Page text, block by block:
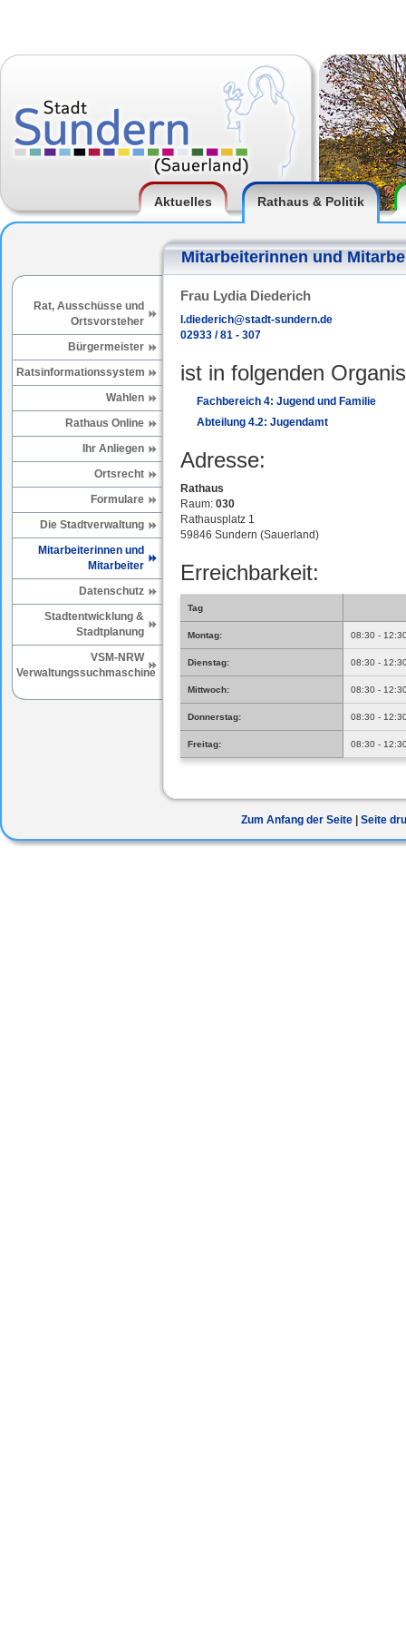
Aktuelles Rathaus & Politik
Mitarbeiterinnen und
Rat, Ausschüsse und
Ortsvorsteher
Bürgermeister
Ratsinformationssystem
Wahlen
Rathaus Online
Ihr Anliegen
Ortsrecht
Formulare
Die Stadtverwaltung
Mitarbeiterinnen und
Mitarbeiter
Datenschutz
Stadtentwicklung &
Stadtplanung
VSM-NRW
Verwaltungssuchmaschine
Frau Lydia Diederich
l.diederich@stadt-sundern.de
02933 / 81 - 307
ist in folgenden
Fachbereich 4: Jugend und Familie
Abteilung 4.2: Jugendamt
Adresse:
Rathaus
Raum: 030
Rathausplatz 1
59846 Sundern (Sauerland)
Erreichbarkeit:
Tag
Montag: 08:30 -
Dienstag: 08:30 -
Mittwoch: 08:30 -
Donnerstag: 08:30 -
Freitag: 08:30 -
Zum Anfang der Seite Seite